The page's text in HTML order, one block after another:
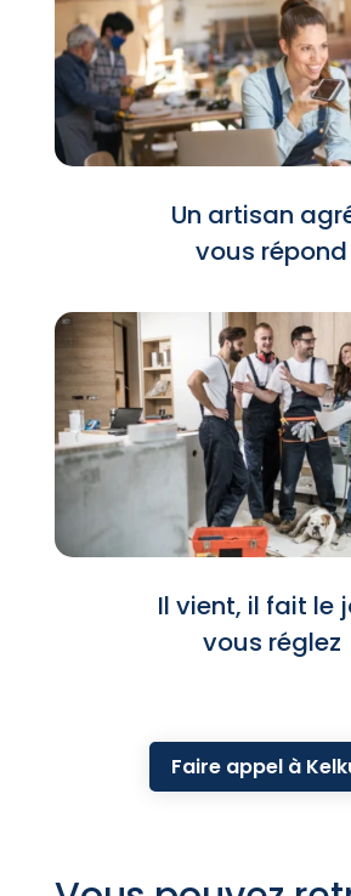
Un artisan
vous répond
Il vient, il fait le
vous réglez
Faire appel à